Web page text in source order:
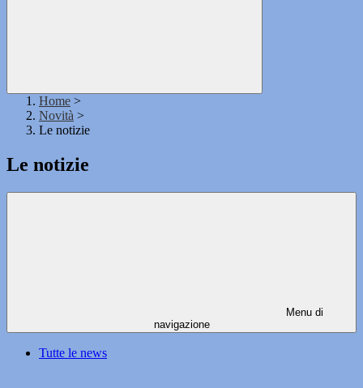
Home >
Novità >
Le notizie
Le notizie
Menu di
navigazione
Tutte le news